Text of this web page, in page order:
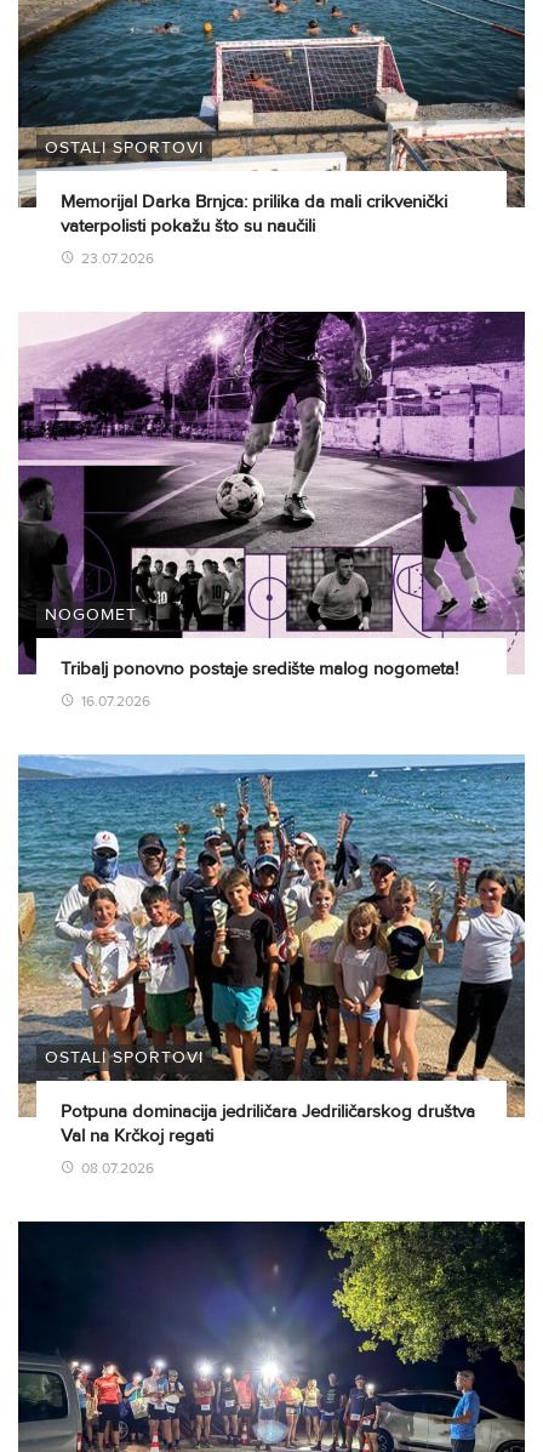
OSTALI SPORTOVI
Memorijal Darka Brnjca: prilika da mali crikvenički
vaterpolisti pokažu što su naučili
23.07.2026
NOGOMET
Tribalj ponovno postaje središte malog nogometa!
16.07.2026
OSTALI SPORTOVI
Potpuna dominacija jedriličara Jedriličarskog društva
Val na Krčkoj regati
08.07.2026